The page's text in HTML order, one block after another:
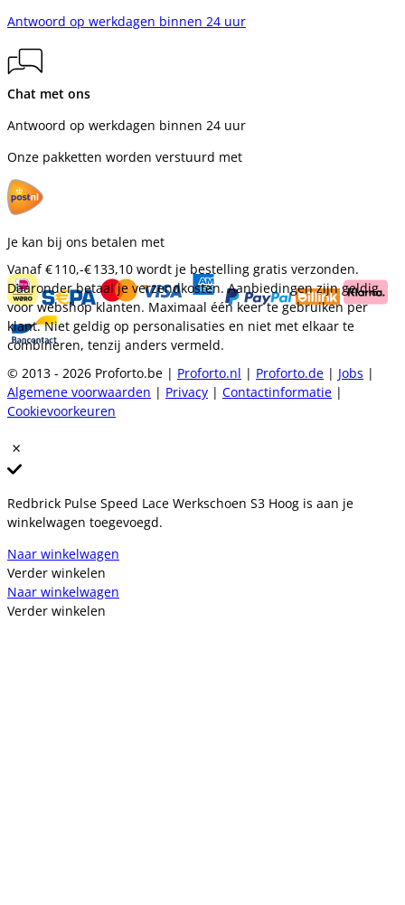
Antwoord op werkdagen binnen 24 uur
Chat met ons
Antwoord op werkdagen binnen 24 uur
Onze pakketten worden verstuurd met
Je kan bij ons betalen met
Vanaf€ 110,-€ 133,10 wordt je bestelling gratis verzonden.
Daaronder betaal je verzendkosten. Aanbiedingen zijn geldig
voor webshop klanten. Maximaal één keer te gebruiken per
klant. Niet geldig op personalisaties en niet met elkaar te
combineren, tenzij anders vermeld.
© 2013 - 2026 Proforto.be | Proforto.nl | Proforto.de | Jobs |
Algemene voorwaarden | Privacy | Contactinformatie |
Cookievoorkeuren
Redbrick Pulse Speed Lace Werkschoen S3 Hoog is aan je
winkelwagen toegevoegd.
Naar winkelwagen
Verder winkelen
Naar winkelwagen
Verder winkelen